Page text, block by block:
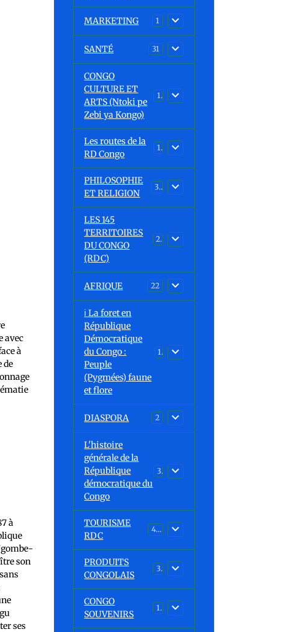
avec
à
de
à
son
ses
MARKETING 1
SANTÉ 31
CONGO
CULTURE ET
ARTS (Ntoki pe
Zebi ya Kongo)
15
Les routes de la
RD Congo
1
PHILOSOPHIE
ET RELIGION
32
LES 145
TERRITOIRES
DU CONGO
(RDC)
23
AFRIQUE 22
ℹ️ La foret en
République
Démocratique
du Congo :
Peuple
(Pygmées) faune
et flore
15
DIASPORA 2
L'histoire
générale de la
République
démocratique du
Congo
30
TOURISME
RDC
43
PRODUITS
CONGOLAIS
3
CONGO
SOUVENIRS
1